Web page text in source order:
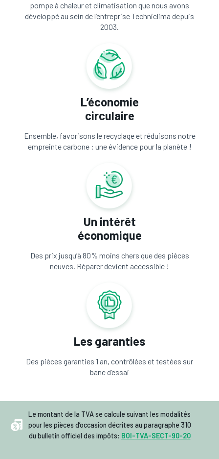
pompe à chaleur et climatisation que nous avons
développé au sein de l’entreprise Techniclima depuis
2003.
L’économie
circulaire
Ensemble, favorisons le recyclage et réduisons notre
empreinte carbone : une évidence pour la planète !
Un intérêt
économique
Des prix jusqu’à 80% moins chers que des pièces
neuves. Réparer devient accessible !
Les garanties
Des pièces garanties 1 an, contrôlées et testées sur
banc d’essai
Le montant de la TVA se calcule suivant les modalités
pour les pièces d’occasion décrites au paragraphe 310
du bulletin officiel des impôts: BOI-TVA-SECT-90-20